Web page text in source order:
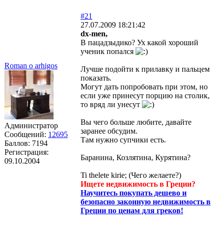
Roman o arhigos
Администратор
Сообщений: 12695
Баллов: 7194
Регистрация:
09.10.2004
#21
27.07.2009 18:21:42
dx-men,
В пацадзыдико? Ух какой хороший
ученик попался
Лучше подойти к прилавку и пальцем
показать.
Могут дать попробовать при этом, но
если уже принесут порцию на столик,
то вряд ли унесут
Вы чего больше любите, давайте
заранее обсудим.
Там нужно супчики есть.
Баранина, Козлятина, Курятина?
Ti thelete kirie; (Чего желаете?)
Ищете недвижимость в Греции?
Научитесь покупать дешево и
безопасно законную недвижимость в
Греции по ценам для греков!